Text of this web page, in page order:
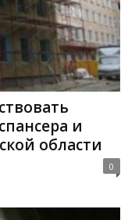
и
области
0